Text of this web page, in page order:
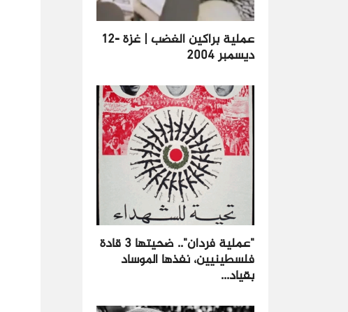
‏عملية براكين الغضب | غزة -١٢
ديسمبر ٢٠٠٤
"عملية فردان".. ضحيتها 3 قادة
فلسطينيين، نفذها الموساد
بقياد...